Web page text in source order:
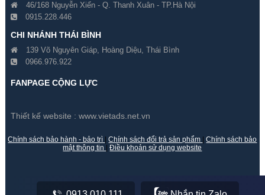
Đổi 7 Camera Hikvision 2
Gía hãng : 9,400,000₫
9,300,000₫
46/168 Nguyễn Xiển - Q. Thanh Xuân - TP.Hà Nội
0915.228.446
CHI NHÁNH THÁI BÌNH
139 Võ Nguyên Giáp, Hoàng Diệu, Thái Bình
0966.976.922
FANPAGE CỘNG LỰC
Thiết kế website : www.vietads.net.vn
Chính sách bảo hành - bảo trì Chính sách đổi trả sản phẩm
Chính sách bảo
mật thông tin
Điều khoản sử dụng website